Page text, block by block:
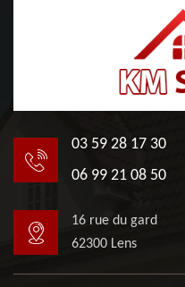
03 59 28 17 30
06 99 21 08 50
16 rue du gard
62300 Lens